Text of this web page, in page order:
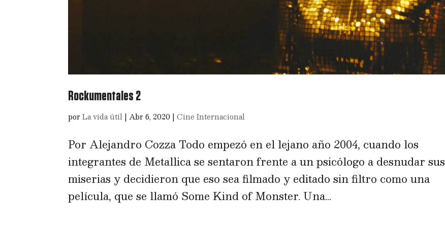
Rockumentales 2
porLa vida útil |Abr 6, 2020 |Cine Internacional
Por Alejandro Cozza Todo empezó en el lejano año 2004, cuando los
integrantes de Metallica se sentaron frente a un psicólogo a desnudar sus
miserias y decidieron que eso sea filmado y editado sin filtro como una
película, que se llamó Some Kind of Monster. Una...